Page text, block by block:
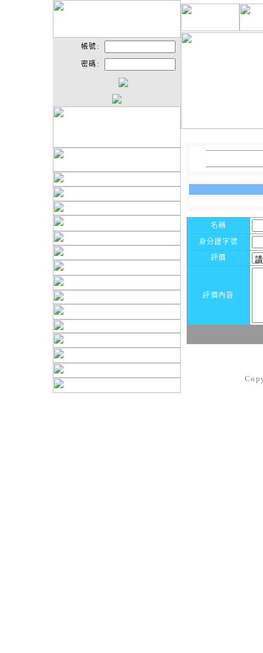
帳號:
密碼:
名稱
身分證字號
評價
評價內容